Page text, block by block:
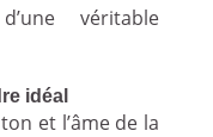
véritable
idéal
et l’âme de la